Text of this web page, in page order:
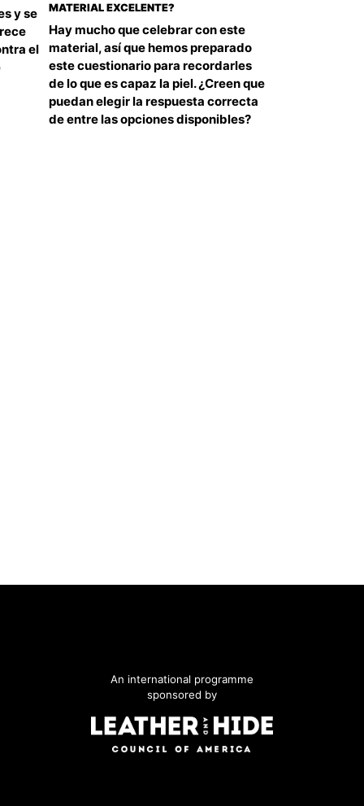
y se
el
MATERIAL EXCELENTE?
Hay mucho que celebrar con este
material, así que hemos preparado
este cuestionario para recordarles
de lo que es capaz la piel. ¿Creen que
puedan elegir la respuesta correcta
de entre las opciones disponibles?
An international programme
sponsored by